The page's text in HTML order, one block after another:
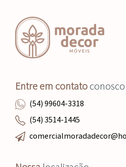
Entre em contato conosco
(54) 99604-3318
(54) 3514-1445